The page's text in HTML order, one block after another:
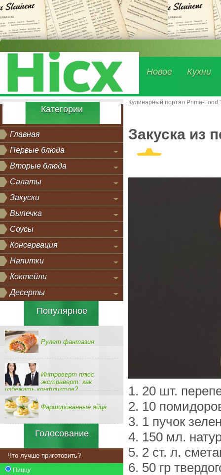
Новое Кухни
Категории
Главная
Первые блюда
Вторые блюда
Салаты
Закуски
Выпечка
Соусы
Консервация
Напитки
Коктейли
Десерты
Популярное
Рулет фантазия
Интроверт плюс
экстраверт: как
избежать конфликтов?
Фаршированные яйца
Голосование
Что лучше приготовить?
Пиццу
Кулинарный портал Prima-Food
Закуска из
1. 20 шт.
2. 10
3. 1 пучок
4. 150 мл.
5. 2 ст. л.
6. 50 гр